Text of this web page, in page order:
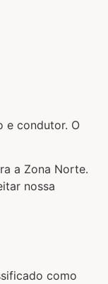
e condutor. O
a Zona Norte.
nossa
como